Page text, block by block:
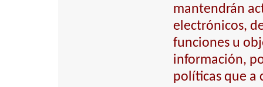
mantendrán
electrónicos,
funciones u
información,
políticas que a